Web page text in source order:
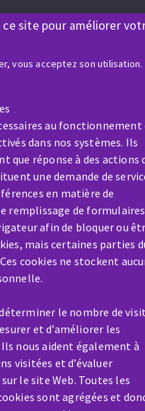
site pour améliorer
vous acceptez son utilisation.
au fonctionnement
dans nos systèmes. Ils
réponse à des actions
une demande de
en matière de
remplissage de
afin de bloquer ou
mais certaines parties
cookies ne stockent
le nombre de
et d’améliorer les
nous aident également à
visitées et d’évaluer
le site Web. Toutes les
sont agrégées et